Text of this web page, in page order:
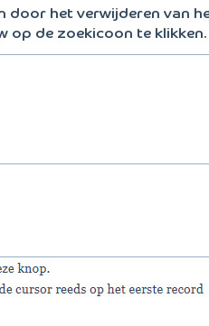
door het verwijderen van
op de zoekicoon te klikken.